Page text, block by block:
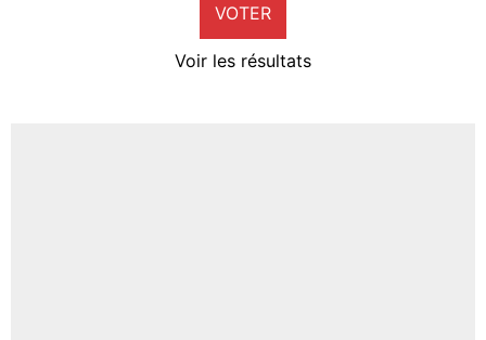
VOTER
Voir les résultats